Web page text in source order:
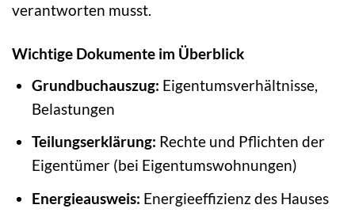
verantworten musst.
Wichtige Dokumente im Überblick
Grundbuchauszug: Eigentumsverhältnisse,
Belastungen
Teilungserklärung: Rechte und Pflichten der
Eigentümer (bei Eigentumswohnungen)
Energieausweis: Energieeffizienz des Hauses